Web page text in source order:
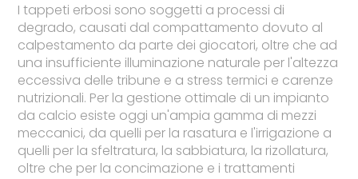
I tappeti erbosi sono soggetti a processi di
degrado, causati dal compattamento dovuto al
calpestamento da parte dei giocatori, oltre che ad
una insufficiente illuminazione naturale per l'altezza
eccessiva delle tribune e a stress termici e carenze
nutrizionali. Per la gestione ottimale di un impianto
da calcio esiste oggi un'ampia gamma di mezzi
meccanici, da quelli per la rasatura e l'irrigazione a
quelli per la sfeltratura, la sabbiatura, la rizollatura,
oltre che per la concimazione e i trattamenti